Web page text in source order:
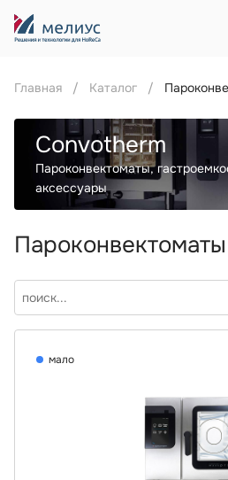
Главная Каталог
Convotherm
Пароконвектоматы,
аксессуары
Пароконвектоматы
мало